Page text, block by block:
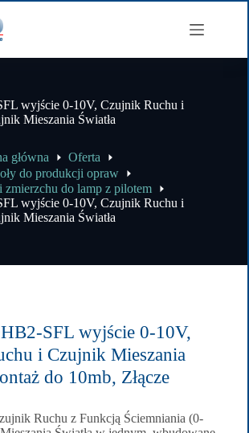
wyjście 0-10V, Czujnik Ruchu i
Mieszania Światła
główna
Oferta
do produkcji opraw
do lamp z pilotem
wyjście 0-10V, Czujnik Ruchu i
Mieszania Światła
SFL wyjście 0-10V,
i Czujnik Mieszania
do 10mb, Złącze
Ruchu z Funkcją Ściemniania (0-